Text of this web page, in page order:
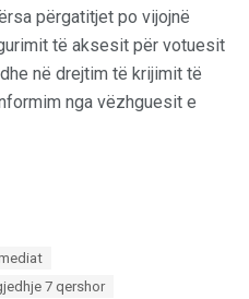
përgatitjet po vijojnë
të aksesit për votuesit
në drejtim të krijimit të
nga vëzhguesit e
7 qershor